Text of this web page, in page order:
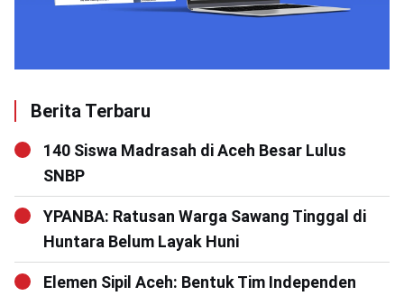
Berita Terbaru
140 Siswa Madrasah di Aceh Besar Lulus
SNBP
YPANBA: Ratusan Warga Sawang Tinggal di
Huntara Belum Layak Huni
Elemen Sipil Aceh: Bentuk Tim Independen